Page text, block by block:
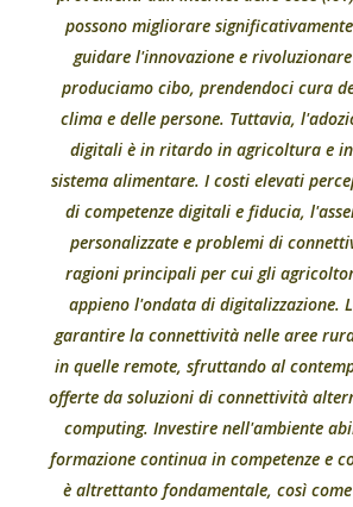
possono migliorare
guidare l'innovazione e
produciamo cibo, prendendoci cura
clima e delle persone. Tuttavia,
digitali è in ritardo in agricoltura e
sistema alimentare. I costi elevati
di competenze digitali e fiducia,
personalizzate e problemi di
ragioni principali per cui gli
appieno l'ondata di digitalizzazione.
garantire la connettività nelle aree
in quelle remote, sfruttando al
offerte da soluzioni di connettività
computing. Investire nell'ambiente
formazione continua in competenze e
è altrettanto fondamentale, così